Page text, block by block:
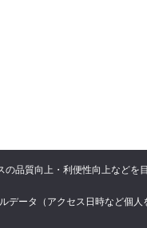
の品質向上・利便性向上など
データ（アクセス日時など個